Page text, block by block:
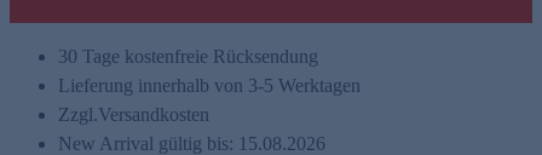
30 Tage kostenfreie Rücksendung
Lieferung innerhalb von 3-5 Werktagen
Zzgl.Versandkosten
New Arrival gültig bis: 15.08.2026